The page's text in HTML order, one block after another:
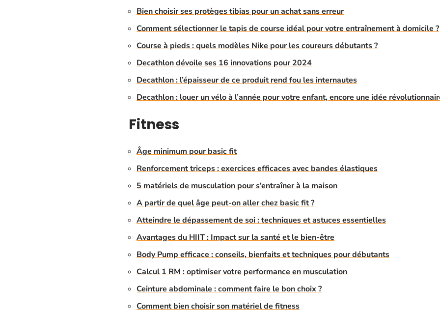
Bien choisir ses protèges tibias pour un achat sans erreur
Comment sélectionner le tapis de course idéal pour votre entraînement à domicile ?
Course à pieds : quels modèles Nike pour les coureurs débutants ?
Decathlon dévoile ses 16 innovations pour 2024
Decathlon : l’épaisseur de ce produit rend fou les internautes
Decathlon : louer un vélo à l’année pour votre enfant, encore une idée
Fitness
Âge minimum pour basic fit
Renforcement triceps : exercices efficaces avec bandes élastiques
5 matériels de musculation pour s’entraîner à la maison
A partir de quel âge peut-on aller chez basic fit ?
Atteindre le dépassement de soi : techniques et astuces essentielles
Avantages du HIIT : Impact sur la santé et le bien-être
Body Pump efficace : conseils, bienfaits et techniques pour débutants
Calcul 1 RM : optimiser votre performance en musculation
Ceinture abdominale : comment faire le bon choix ?
Comment bien choisir son matériel de fitness